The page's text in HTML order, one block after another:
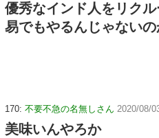
優秀なインド人をリク
易でもやるんじゃない
170: 不要不急の名無しさん 2020/08/
美味いんやろか